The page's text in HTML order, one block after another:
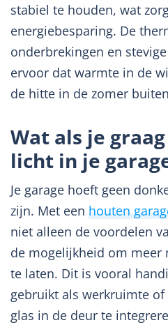
stabiel te houden, wat
energiebesparing. De
onderbrekingen en
ervoor dat warmte in de
de hitte in de zomer
Wat als je
licht in je
Je garage hoeft geen
zijn. Met een houten
niet alleen de voordelen
de mogelijkheid om
te laten. Dit is vooral
gebruikt als werkruimte
glas in de deur te